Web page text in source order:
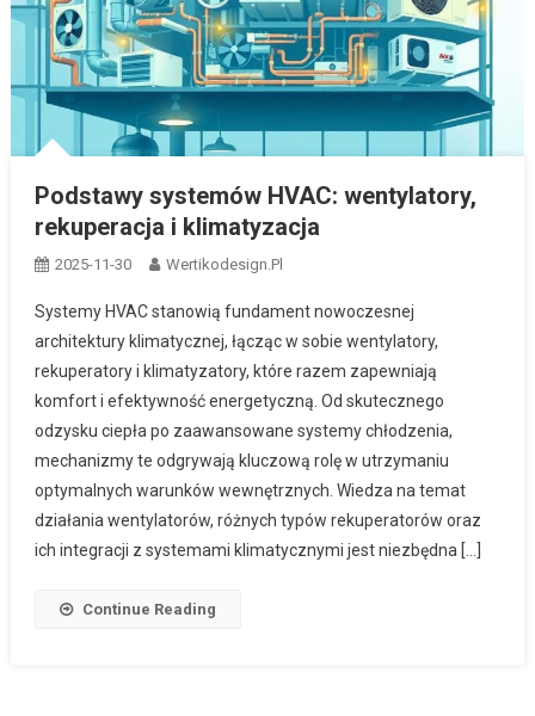
Podstawy systemów HVAC: wentylatory,
rekuperacja i klimatyzacja
2025-11-30 Wertikodesign.pl
Systemy HVAC stanowią fundament nowoczesnej
architektury klimatycznej, łącząc w sobie wentylatory,
rekuperatory i klimatyzatory, które razem zapewniają
komfort i efektywność energetyczną. Od skutecznego
odzysku ciepła po zaawansowane systemy chłodzenia,
mechanizmy te odgrywają kluczową rolę w utrzymaniu
optymalnych warunków wewnętrznych. Wiedza na temat
działania wentylatorów, różnych typów rekuperatorów oraz
ich integracji z systemami klimatycznymi jest niezbędna […]
Continue Reading